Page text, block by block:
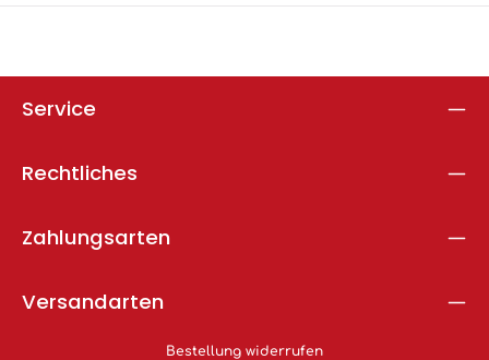
Service
Rechtliches
Zahlungsarten
Versandarten
Bestellung widerrufen